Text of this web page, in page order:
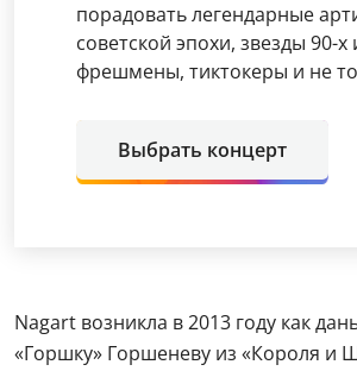
порадовать легендарные
советской эпохи, звезды 90-х
фрешмены, тиктокеры и не
Выбрать концерт
Nagart возникла в 2013 году как
«Горшку» Горшеневу из «Короля и